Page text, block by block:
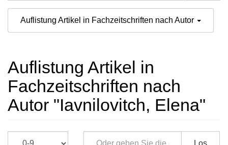
Auflistung Artikel in Fachzeitschriften nach Autor
Auflistung Artikel in
Fachzeitschriften nach
Autor "Iavnilovitch, Elena"
Los